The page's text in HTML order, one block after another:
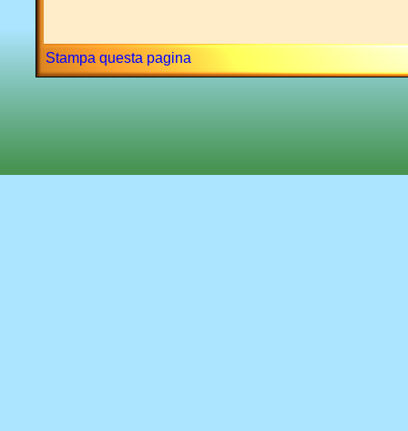
Stampa questa pagina